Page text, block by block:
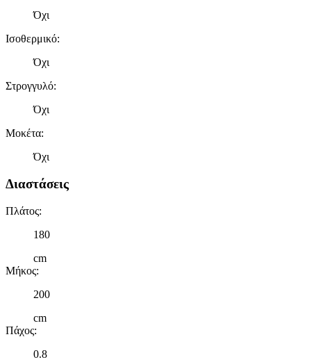
Όχι
Ισοθερμικό:
Όχι
Στρογγυλό:
Όχι
Μοκέτα:
Όχι
Διαστάσεις
Πλάτος:
180
cm
Μήκος:
200
cm
Πάχος:
0.8